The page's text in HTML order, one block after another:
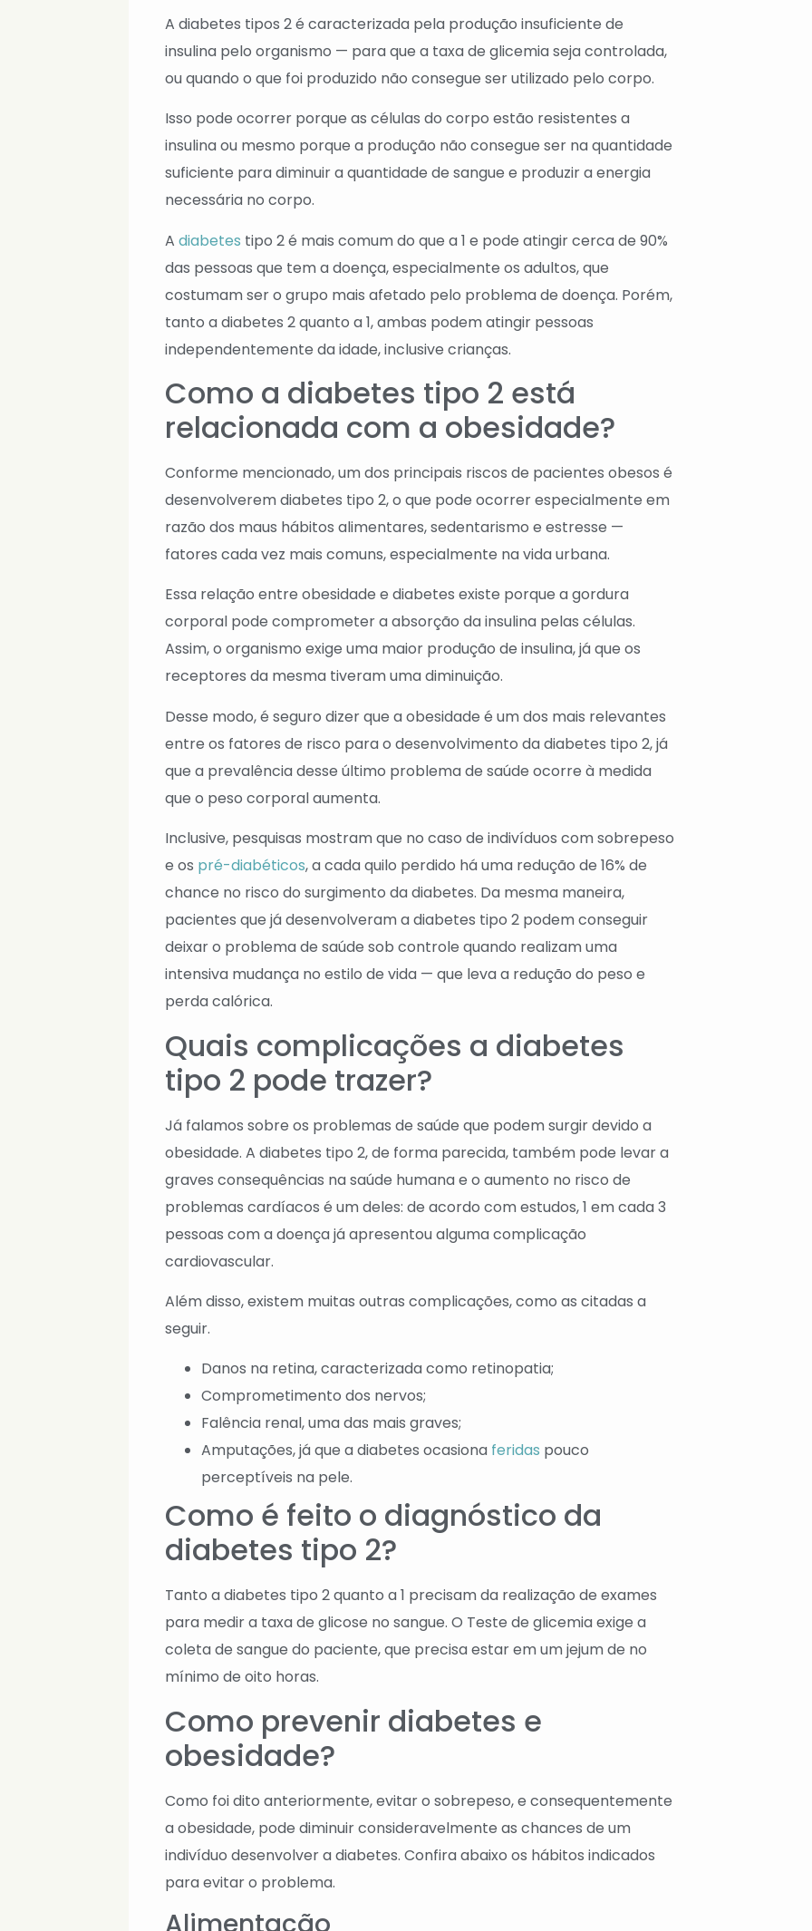
A diabetes tipos 2 é caracterizada pela produção insuficiente de
insulina pelo organismo — para que a taxa de glicemia seja controlada,
ou quando o que foi produzido não consegue ser utilizado pelo corpo.
Isso pode ocorrer porque as células do corpo estão resistentes a
insulina ou mesmo porque a produção não consegue ser na quantidade
suficiente para diminuir a quantidade de sangue e produzir a energia
necessária no corpo.
A diabetes tipo 2 é mais comum do que a 1 e pode atingir cerca de 90%
das pessoas que tem a doença, especialmente os adultos, que
costumam ser o grupo mais afetado pelo problema de doença. Porém,
tanto a diabetes 2 quanto a 1, ambas podem atingir pessoas
independentemente da idade, inclusive crianças.
Como a diabetes tipo 2 está
relacionada com a obesidade?
Conforme mencionado, um dos principais riscos de pacientes obesos é
desenvolverem diabetes tipo 2, o que pode ocorrer especialmente em
razão dos maus hábitos alimentares, sedentarismo e estresse —
fatores cada vez mais comuns, especialmente na vida urbana.
Essa relação entre obesidade e diabetes existe porque a gordura
corporal pode comprometer a absorção da insulina pelas células.
Assim, o organismo exige uma maior produção de insulina, já que os
receptores da mesma tiveram uma diminuição.
Desse modo, é seguro dizer que a obesidade é um dos mais relevantes
entre os fatores de risco para o desenvolvimento da diabetes tipo 2, já
que a prevalência desse último problema de saúde ocorre à medida
que o peso corporal aumenta.
Inclusive, pesquisas mostram que no caso de indivíduos com sobrepeso
e os pré-diabéticos, a cada quilo perdido há uma redução de 16% de
chance no risco do surgimento da diabetes. Da mesma maneira,
pacientes que já desenvolveram a diabetes tipo 2 podem conseguir
deixar o problema de saúde sob controle quando realizam uma
intensiva mudança no estilo de vida — que leva a redução do peso e
perda calórica.
Quais complicações a diabetes
tipo 2 pode trazer?
Já falamos sobre os problemas de saúde que podem surgir devido a
obesidade. A diabetes tipo 2, de forma parecida, também pode levar a
graves consequências na saúde humana e o aumento no risco de
problemas cardíacos é um deles: de acordo com estudos, 1 em cada 3
pessoas com a doença já apresentou alguma complicação
cardiovascular.
Além disso, existem muitas outras complicações, como as citadas a
seguir.
Danos na retina, caracterizada como retinopatia;
Comprometimento dos nervos;
Falência renal, uma das mais graves;
Amputações, já que a diabetes ocasiona feridas pouco
perceptíveis na pele.
Como é feito o diagnóstico da
diabetes tipo 2?
Tanto a diabetes tipo 2 quanto a 1 precisam da realização de exames
para medir a taxa de glicose no sangue. O Teste de glicemia exige a
coleta de sangue do paciente, que precisa estar em um jejum de no
mínimo de oito horas.
Como prevenir diabetes e
obesidade?
Como foi dito anteriormente, evitar o sobrepeso, e consequentemente
a obesidade, pode diminuir consideravelmente as chances de um
indivíduo desenvolver a diabetes. Confira abaixo os hábitos indicados
para evitar o problema.